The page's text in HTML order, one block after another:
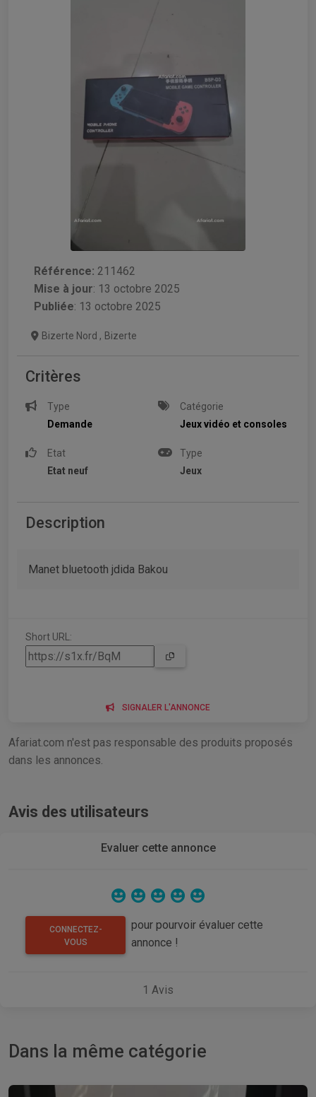
Référence: 211462
Mise à jour: 13 octobre 2025
Publiée: 13 octobre 2025
Bizerte Nord , Bizerte
Critères
Type
Demande
Catégorie
Jeux vidéo et consoles
Etat
Etat neuf
Type
Jeux
Description
Manet bluetooth jdida Bakou
Short URL:
SIGNALER L'ANNONCE
Afariat.com n'est pas responsable des produits proposés
dans les annonces.
Avis des utilisateurs
Evaluer cette annonce
CONNECTEZ-
VOUS
pour pourvoir évaluer cette
annonce !
1 Avis
Dans la même catégorie